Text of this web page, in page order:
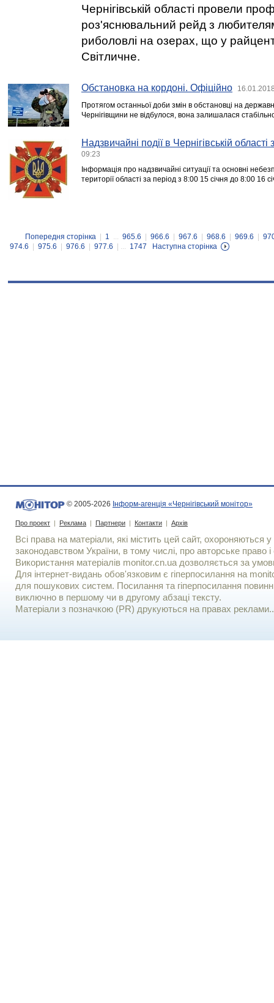
Чернігівській області провели
роз'яснювальний рейд з
риболовлі на озерах, що у
Світличне.
Обстановка на кордоні. Офіційно
Протягом останньої доби змін в обстановці на
Чернігівщини не відбулося, вона залишалася
Надзвичайні події в Чернігівській
09:23
Інформація про надзвичайні ситуації та основні
території області за період з 8:00 15 січня до 8:00 16
Попередня сторінка 1 ... 965.6 966.6 967.6 968.6 969.6
974.6
975.6 976.6 977.6 | ... 1747 Наступна сторінка
© 2005-2026 Інформ-агенція «Чернігівський монітор»
Про проект | Реклама | Партнери | Контакти | Архів
Всі права на матеріали, які містить цей сайт, охороняються у
законодавством України, в тому числі, про авторське право і
Використання матерiалiв monitor.cn.ua дозволяється за
Для iнтернет-видань обов'язковим є гiперпосилання на
для пошукових систем. Посилання та гіперпосилання
виключно в першому чи в другому абзаці тексту.
Матеріали з позначкою (PR) друкуються на правах реклами..